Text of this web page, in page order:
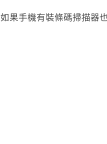
如果手機有裝條碼掃描器